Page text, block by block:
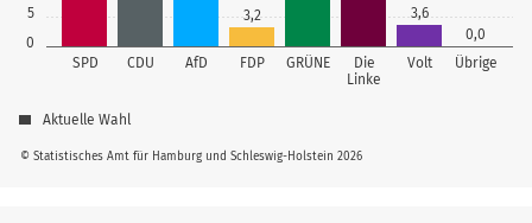
0
5
SPD CDU AfD FDP GRÜNE
Die
Linke
Volt Übrige
3,2
3,6
0,0
© Statistisches Amt für Hamburg und Schleswig-Holstein 2026
Aktuelle Wahl